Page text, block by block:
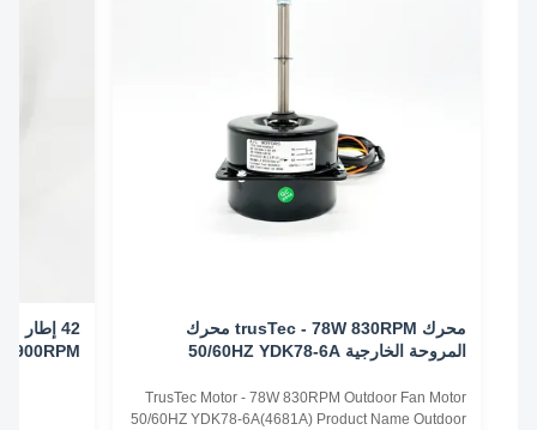
محرك trusTec - 78W 830RPM محرك
المروحة الخارجية 50/60HZ YDK78-6A
TrusTec Motor - 78W 830RPM Outdoor Fan Motor
50/60HZ YDK78-6A(4681A) Product Name Outdoor
900RPM